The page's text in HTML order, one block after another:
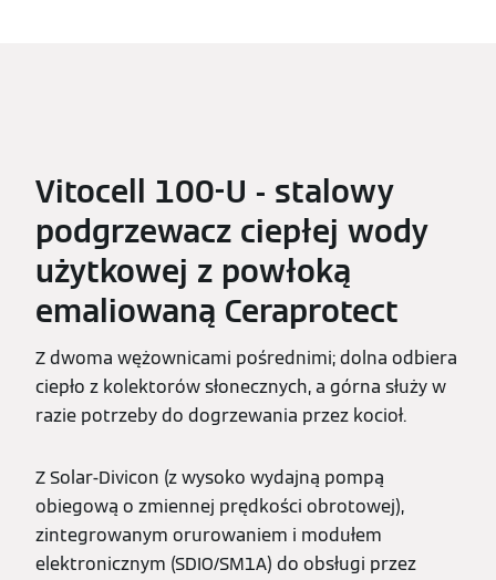
Vitocell 100-U - stalowy
podgrzewacz ciepłej wody
użytkowej z powłoką
emaliowaną Ceraprotect
Z dwoma wężownicami pośrednimi; dolna odbiera
ciepło z kolektorów słonecznych, a górna służy w
razie potrzeby do dogrzewania przez kocioł.
Z Solar-Divicon (z wysoko wydajną pompą
obiegową o zmiennej prędkości obrotowej),
zintegrowanym orurowaniem i modułem
elektronicznym (SDIO/SM1A) do obsługi przez